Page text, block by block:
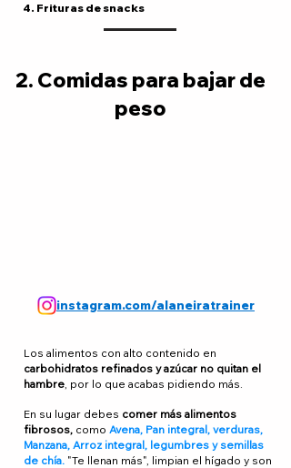
4. Frituras de snacks
2. Comidas para bajar de
peso
instagram.com/alaneiratrainer
Los alimentos con alto contenido en
carbohidratos refinados y azúcar no quitan el
hambre, por lo que acabas pidiendo más.
En su lugar debes comer más alimentos
fibrosos, como Avena, Pan integral, verduras,
Manzana, Arroz integral, legumbres y semillas
de chía. "Te llenan más", limpian el hígado y son